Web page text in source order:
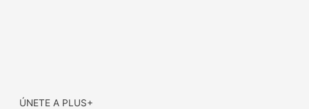
ÚNETE A PLUS+